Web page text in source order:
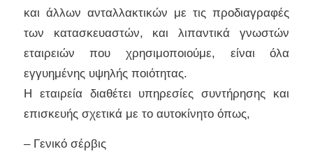
και άλλων ανταλλακτικών με τις προδιαγραφές
των κατασκευαστών, και λιπαντικά γνωστών
εταιρειών που χρησιμοποιούμε, είναι όλα
εγγυημένης υψηλής ποιότητας.
Η εταιρεία διαθέτει υπηρεσίες συντήρησης και
επισκευής σχετικά με το αυτοκίνητο όπως,
– Γενικό σέρβις